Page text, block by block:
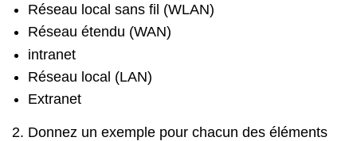
Réseau local sans fil (WLAN)
Réseau étendu (WAN)
intranet
Réseau local (LAN)
Extranet
Donnez un exemple pour chacun des éléments